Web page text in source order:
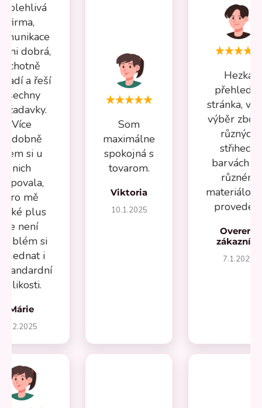
firma,
dobrá,
ochotně
a řeší
všechny
Více
nádobně
jsem si u
nich
pro mě
plus
že není
si
i
velikosti.
Márie
1.2.2025
Som
maximálne
spokojná s
tovarom.
Viktoria
10.1.2025
Hezká
stránka,
výběr
různých
střihech,
barvách a
různém
Overený
zákazník
7.1.2025